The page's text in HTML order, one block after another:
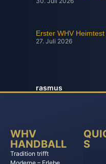
Erster WHV
27. Juli 2026
rasmus
WHV
HANDBALL
Tradition trifft
S